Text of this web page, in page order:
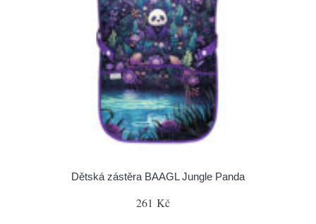
Dětská zástěra BAAGL Jungle Panda
261 Kč